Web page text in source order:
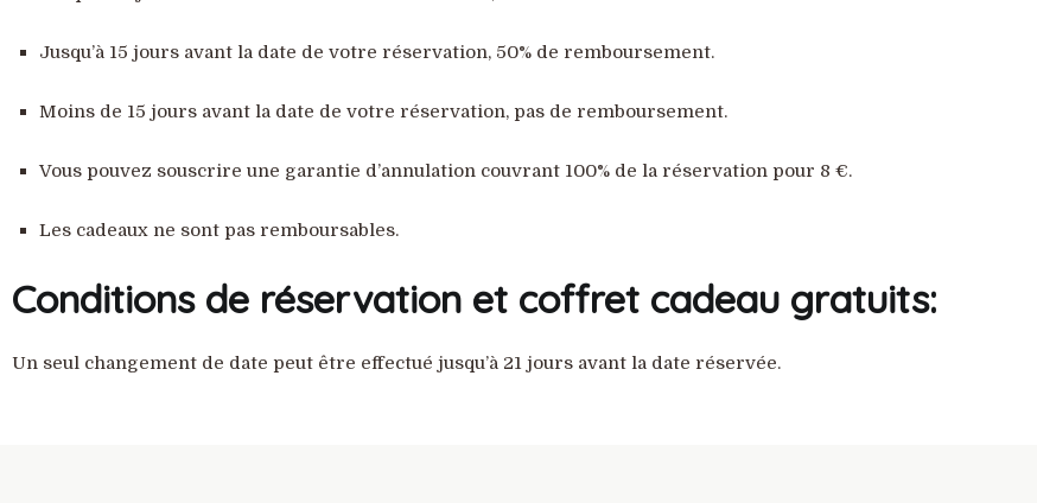
Jusqu’à 15 jours avant la date de votre réservation, 50% de remboursement.
Moins de 15 jours avant la date de votre réservation, pas de remboursement.
Vous pouvez souscrire une garantie d’annulation couvrant 100% de la réservation pour 8 €.
Les cadeaux ne sont pas remboursables.
Conditions de réservation et coffret cadeau gratuits:
Un seul changement de date peut être effectué jusqu’à 21 jours avant la date réservée.